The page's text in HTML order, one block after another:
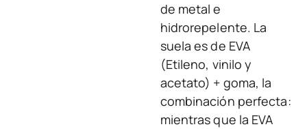
de metal e
hidrorepelente. La
suela es de EVA
(Etileno, vinilo y
acetato) + goma, la
combinación perfecta:
mientras que la EVA